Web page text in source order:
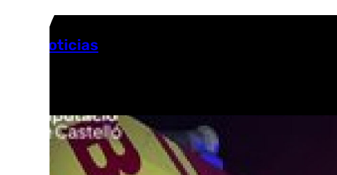
Más noticias